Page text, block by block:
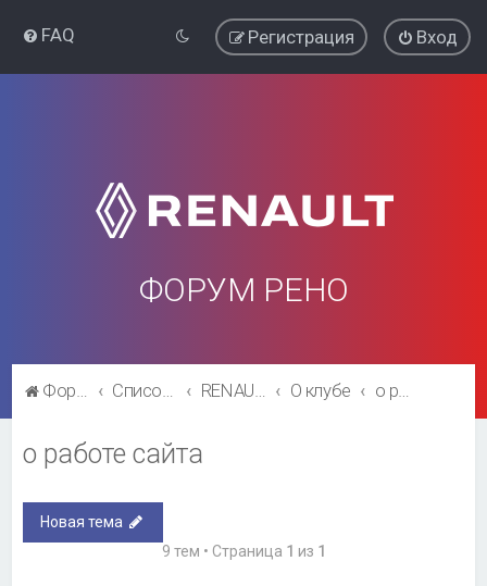
FAQ Вход
Регистрация
ФОРУМ РЕНО
Форум Рено Список форумов RENAULT SYMBOL CLUB О клубе о работе сайта
о работе сайта
Новая тема
9 тем • Страница 1 из 1